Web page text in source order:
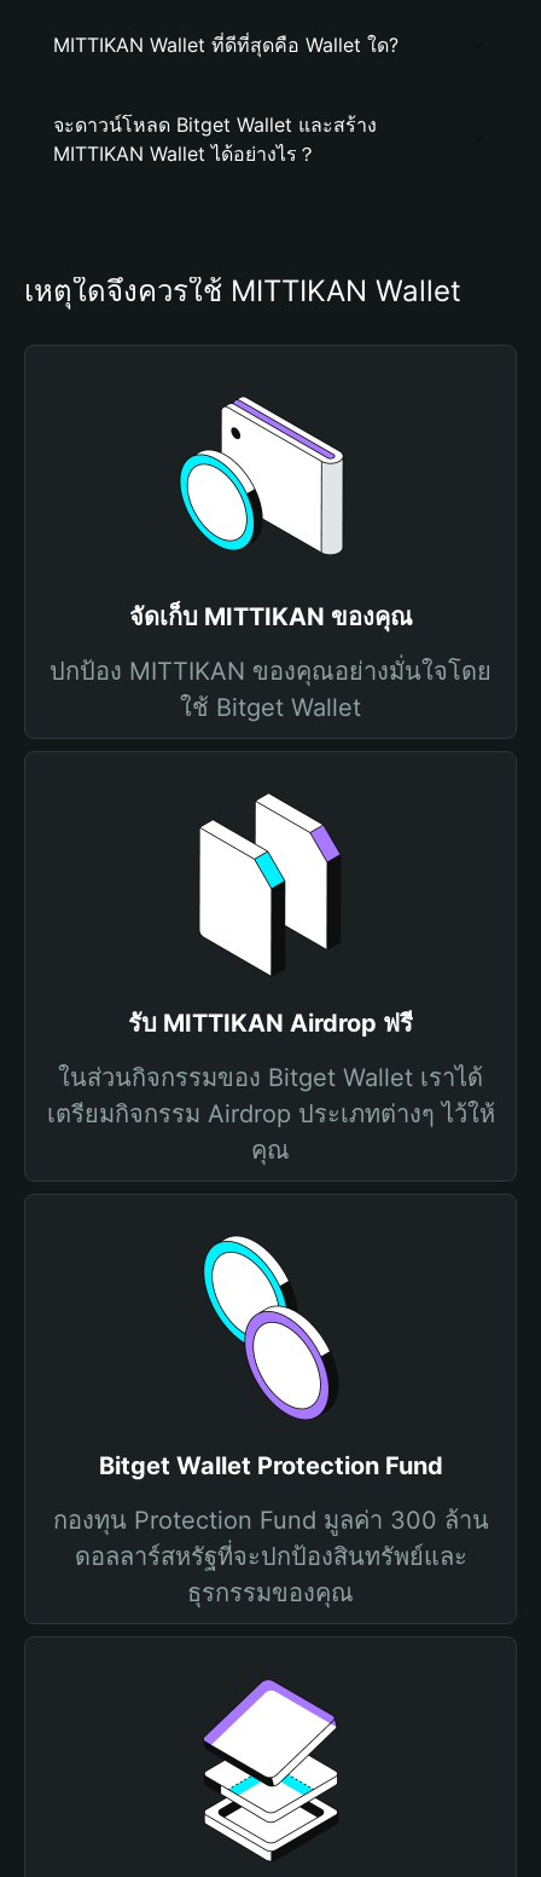
MITTIKAN Wallet ที่ดีที่สุดคือ Wallet ใด?
จะดาวน์โหลด Bitget Wallet และสร้าง
MITTIKAN Wallet ได้อย่างไร？
เหตุใดจึงควรใช้ MITTIKAN Wallet
จัดเก็บ MITTIKAN ของคุณ
ปกป้อง MITTIKAN ของคุณอย่างมั่นใจโดย
ใช้ Bitget Wallet
รับ MITTIKAN Airdrop ฟรี
ในส่วนกิจกรรมของ Bitget Wallet เราได้
เตรียมกิจกรรม Airdrop ประเภทต่างๆ ไว้ให้
คุณ
Bitget Wallet Protection Fund
กองทุน Protection Fund มูลค่า 300 ล้าน
ดอลลาร์สหรัฐที่จะปกป้องสินทรัพย์และ
ธุรกรรมของคุณ